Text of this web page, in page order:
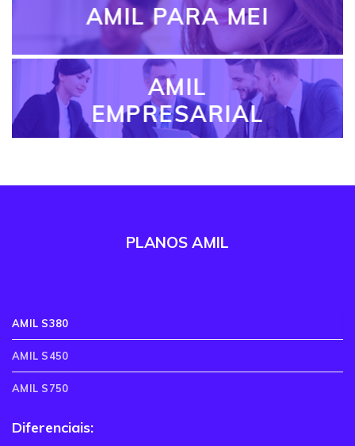
AMIL PARA MEI
AMIL
EMPRESARIAL
PLANOS AMIL
AMIL S380
AMIL S450
AMIL S750
Diferenciais: